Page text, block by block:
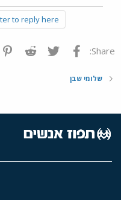
to reply here.
Share: פייסבוק Twitter
Reddit
שלומי שבן